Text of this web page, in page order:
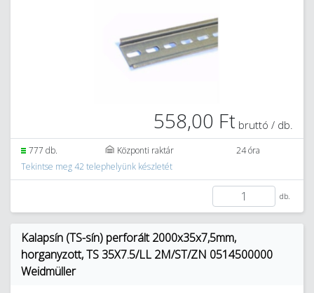
558,00 Ft bruttó / db.
777 db. Központi raktár
24 óra
Tekintse meg 42 telephelyünk készletét
db.
Kalapsín (TS-sín) perforált 2000x35x7,5mm,
horganyzott, TS 35X7.5/LL 2M/ST/ZN 0514500000
Weidmüller